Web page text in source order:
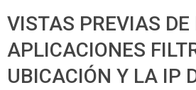
VISTAS PREVIAS DE
APLICACIONES
UBICACIÓN Y LA IP